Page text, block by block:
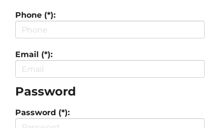
Phone (*):
Email (*):
Password
Password (*):